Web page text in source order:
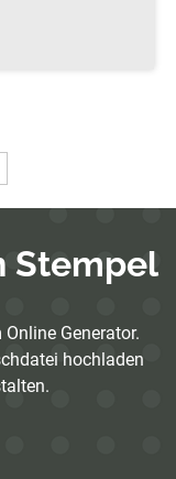
Stempel
Generator.
hochladen